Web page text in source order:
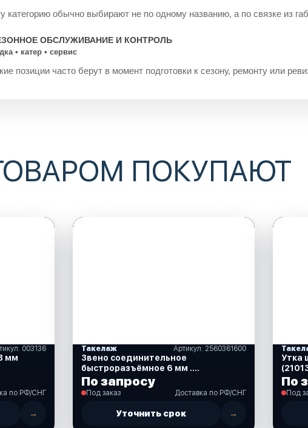
категорию обычно выбирают не по одному названию, а по связке из
ОБСЛУЖИВАНИЕ И КОНТРОЛЬ
• катер • сервис
позиции часто берут в момент подготовки к сезону, ремонту или
ПОКУПАЮТ
003136
мм
по РФ/СНГ
→
Такелаж Артикул: 2560361600
Звено соединительное
быстроразъёмное 6 мм .
(2560361600)
По запросу
Под заказ Доставка по РФ/СНГ
Уточнить срок →
Утка
По
Под